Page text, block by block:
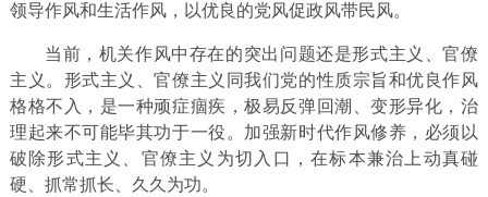
领导作风和生活作风，以优良的党风促政风带民风。
当前，机关作风中存在的突出问题还是形式主义、官僚
主义。形式主义、官僚主义同我们党的性质宗旨和优良作风
格格不入，是一种顽症痼疾，极易反弹回潮、变形异化，治
理起来不可能毕其功于一役。加强新时代作风修养，必须以
破除形式主义、官僚主义为切入口，在标本兼治上动真碰
硬、抓常抓长、久久为功。